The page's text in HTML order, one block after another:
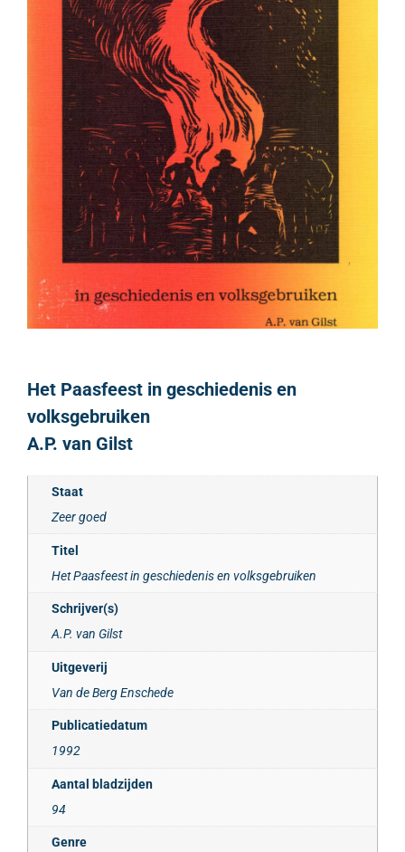
Het Paasfeest in geschiedenis en
volksgebruiken
A.P. van Gilst
Staat
Zeer goed
Titel
Het Paasfeest in geschiedenis en volksgebruiken
Schrijver(s)
A.P. van Gilst
Uitgeverij
Van de Berg Enschede
Publicatiedatum
1992
Aantal bladzijden
94
Genre